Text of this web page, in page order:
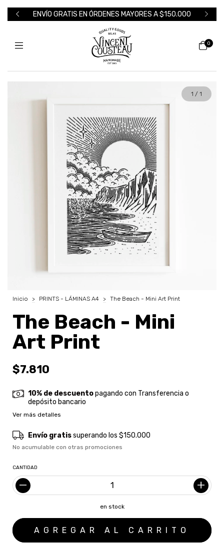
ENVÍO GRATIS EN ÓRDENES MAYORES A $150.000
0
1 / 1
Inicio > PRINTS - LÁMINAS A4 > The Beach - Mini Art Print
The Beach - Mini
Art Print
$7.810
10% de descuentopagando con Transferencia o
depósito bancario
Ver más detalles
Envío gratissuperando los$150.000
No acumulable con otras promociones
CANTIDAD
en stock